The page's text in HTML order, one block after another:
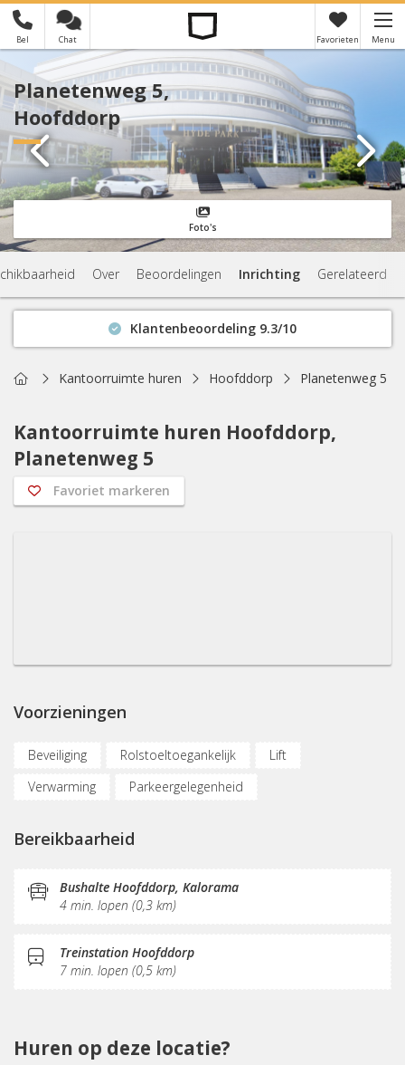
Bel Chat Favorieten Menu
Je hebt nog geen favorieten
Planetenweg 5,
Hoofddorp
Foto's
Over Beoordelingen Inrichting Gerelateerd
Klantenbeoordeling 9.3/10
Actuele beschikbaarheid
HomeKantoorruimte huren Hoofddorp Planetenweg 5
Kantoorruimte huren Hoofddorp,
Planetenweg 5
Favoriet markeren
Voorzieningen
Beveiliging Rolstoeltoegankelijk
Lift
Verwarming
Parkeergelegenheid
Vergaderplekken
Internetmogelijkheden
Glasvezel
Sociaal hart
Koffie/thee
Pantry
Schoonmaak
Bereikbaarheid
Bushalte Hoofddorp, Kalorama
4 min. lopen (0,3 km)
Treinstation Hoofddorp
7 min. lopen (0,5 km)
Huren op deze locatie?